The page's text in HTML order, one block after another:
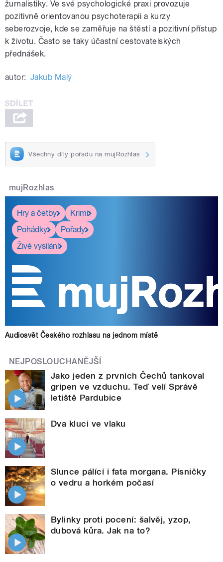
žurnalistiky. Ve své psychologické praxi provozuje
pozitivně orientovanou psychoterapii a kurzy
seberozvoje, kde se zaměřuje na štěstí a pozitivní přístup
k životu. Často se taky účastní cestovatelských
přednášek.
autor: Jakub Malý
Všechny díly pořadu na mujRozhlas
mujRozhlas
Hry a četby
Krimi
Pohádky
Pořady
Živé vysílání
Audiosvět Českého rozhlasu na jednom místě
NEJPOSLOUCHANĚJŠÍ
Jako jeden z prvních Čechů tankoval
gripen ve vzduchu. Teď velí Správě
letiště Pardubice
Dva kluci ve vlaku
Slunce pálící i fata morgana. Písničky
o vedru a horkém počasí
Bylinky proti pocení: šalvěj, yzop,
dubová kůra. Jak na to?